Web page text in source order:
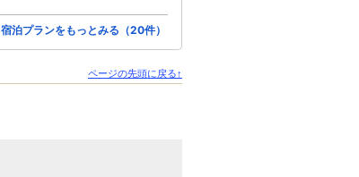
宿泊プランをもっとみる（20件）
ページの先頭に戻る↑